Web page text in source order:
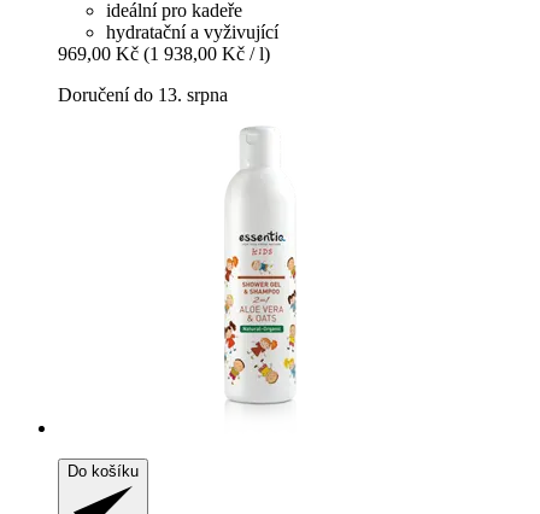
ideální pro kadeře
hydratační a vyživující
969,00 Kč (1 938,00 Kč / l)
Doručení do 13. srpna
Do košíku